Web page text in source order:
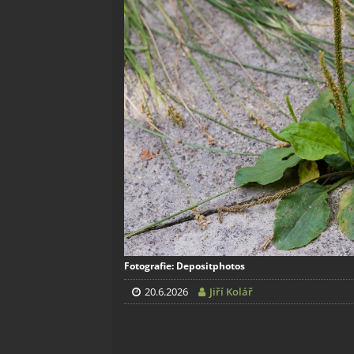
Fotografie: Depositphotos
20.6.2026 Jiří Kolář